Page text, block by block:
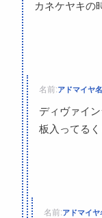
カネケヤキの
名前:アドマイヤ
ディヴァイ
板入ってる
名前:アドマイヤ